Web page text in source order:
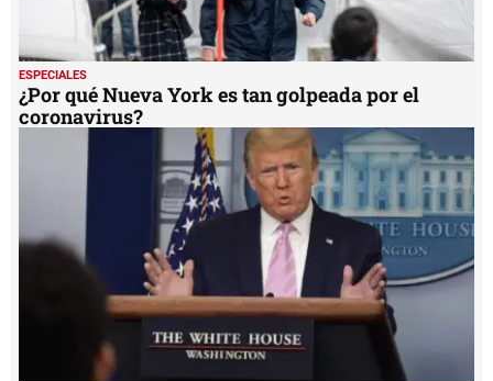
ESPECIALES
¿Por qué Nueva York es tan golpeada por el
coronavirus?